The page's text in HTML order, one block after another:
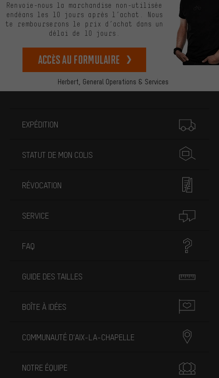
Herbert, General Operations & Services
Renvoie-nous la marchandise non-utilisée
endéans les 10 jours après l’achat. Nous
te rembourserons le prix d’achat dans un
délai de 10 jours.
Accès au formulaire
EXPÉDITION
STATUT DE MON COLIS
RÉVOCATION
SERVICE
FAQ
GUIDE DES TAILLES
BOÎTE À IDÉES
COMMUNAUTÉ D'AIX-LA-CHAPELLE
NOTRE ÉQUIPE